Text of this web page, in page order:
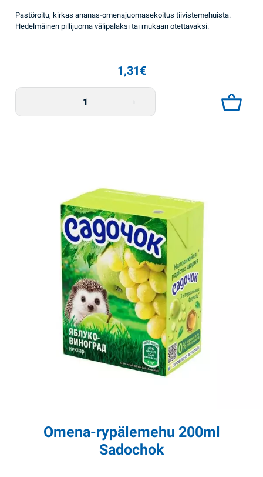
Pastöroitu, kirkas ananas-omenajuomasekoitus tiivistemehuista.
Hedelmäinen pillijuoma välipalaksi tai mukaan otettavaksi.
1,31€
Omena-ananasmehu 200ml Sadochok määrä
Omena-rypälemehu 200ml
Sadochok